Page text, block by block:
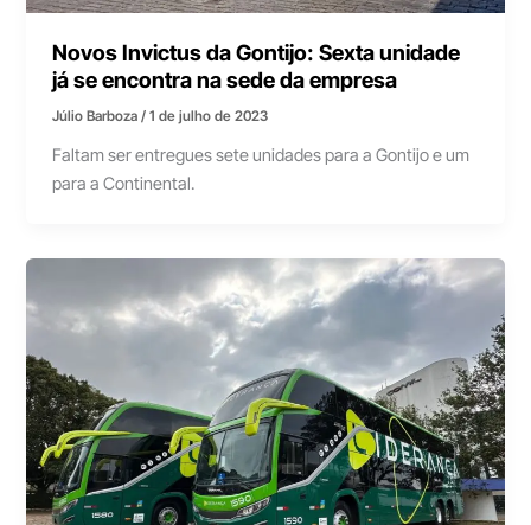
Novos Invictus da Gontijo: Sexta unidade
já se encontra na sede da empresa
Júlio Barboza/1 de julho de 2023
Faltam ser entregues sete unidades para a Gontijo e um
para a Continental.